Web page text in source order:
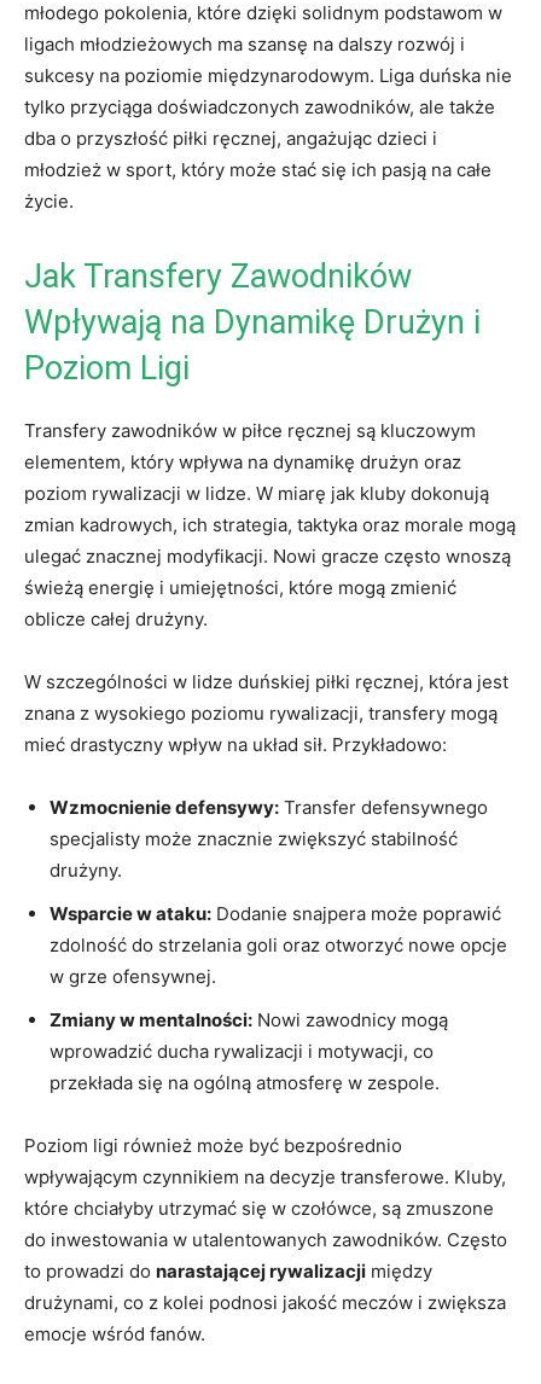
młodego pokolenia, które dzięki‍ solidnym podstawom w
ligach młodzieżowych ma szansę na dalszy rozwój i
sukcesy ⁢na ⁢poziomie międzynarodowym. Liga duńska nie
tylko przyciąga doświadczonych zawodników, ‌ale także
dba o przyszłość⁢ piłki ręcznej, angażując dzieci i
młodzież w sport, który może ⁤stać‍ się ich⁤ pasją na całe
życie.
Jak Transfery ‍Zawodników
Wpływają na Dynamikę Drużyn i
Poziom Ligi
Transfery zawodników w piłce ręcznej są‌ kluczowym
elementem, który wpływa na dynamikę drużyn oraz
poziom rywalizacji w lidze. W miarę jak⁢ kluby dokonują
zmian kadrowych, ich strategia, taktyka oraz morale mogą
ulegać znacznej ‌modyfikacji. Nowi gracze często wnoszą
świeżą energię⁣ i umiejętności, które mogą zmienić
oblicze całej drużyny.
W szczególności w‌ lidze duńskiej ⁣piłki ręcznej, która jest
znana z wysokiego poziomu rywalizacji, ​transfery mogą⁣
mieć drastyczny wpływ na układ sił. Przykładowo:
Wzmocnienie defensywy: ‍Transfer defensywnego
specjalisty może znacznie ‌zwiększyć stabilność
drużyny.
Wsparcie⁤ w ⁣ataku: ‌Dodanie snajpera może poprawić
zdolność do strzelania goli ‌oraz otworzyć nowe ⁤opcje
w grze ofensywnej.
Zmiany w mentalności: Nowi​ zawodnicy mogą
wprowadzić​ ducha rywalizacji i motywacji, co
przekłada się na ‌ogólną atmosferę w zespole.
Poziom ligi również może być bezpośrednio
‌wpływającym czynnikiem na decyzje transferowe. Kluby,
które chciałyby⁤ utrzymać się w czołówce, są zmuszone
do inwestowania⁤ w utalentowanych zawodników. Często
to prowadzi do narastającej rywalizacji między ​
drużynami,‍ co z ​kolei podnosi jakość meczów ⁤i zwiększa
emocje wśród fanów.